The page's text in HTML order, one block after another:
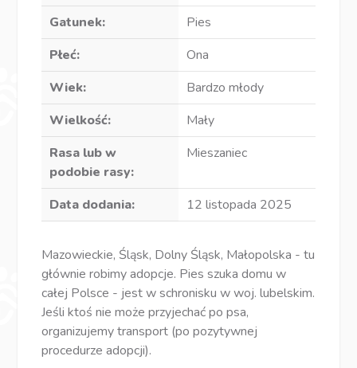
Gatunek:
Pies
Płeć:
Ona
Wiek:
Bardzo młody
Wielkość:
Mały
Rasa lub w
podobie rasy:
Mieszaniec
Data dodania: 12 listopada 2025
Mazowieckie, Śląsk, Dolny Śląsk, Małopolska - tu
głównie robimy adopcje. Pies szuka domu w
całej Polsce - jest w schronisku w woj. lubelskim.
Jeśli ktoś nie może przyjechać po psa,
organizujemy transport (po pozytywnej
procedurze adopcji).